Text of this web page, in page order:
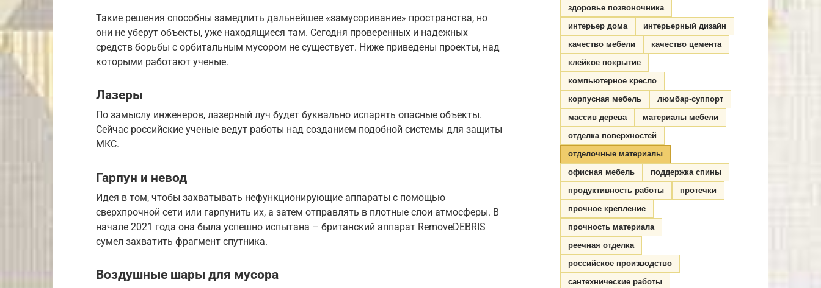
Такие решения способны замедлить дальнейшее «замусоривание» пространства, но
они не уберут объекты, уже находящиеся там. Сегодня проверенных и надежных
средств борьбы с орбитальным мусором не существует. Ниже приведены проекты, над
которыми работают ученые.
Лазеры
По замыслу инженеров, лазерный луч будет буквально испарять опасные объекты.
Сейчас российские ученые ведут работы над созданием подобной системы для защиты
МКС.
Гарпун и невод
Идея в том, чтобы захватывать нефункционирующие аппараты с помощью
сверхпрочной сети или гарпунить их, а затем отправлять в плотные слои атмосферы. В
начале 2021 года она была успешно испытана – британский аппарат RemoveDEBRIS
сумел захватить фрагмент спутника.
Воздушные шары для мусора
здоровье позвоночника
интерьер дома
интерьерный дизайн
качество мебели
качество цемента
клейкое покрытие
компьютерное кресло
корпусная мебель
люмбар-суппорт
массив дерева
материалы мебели
отделка поверхностей
отделочные материалы
офисная мебель
поддержка спины
продуктивность работы
протечки
прочное крепление
прочность материала
реечная отделка
российское производство
сантехнические работы